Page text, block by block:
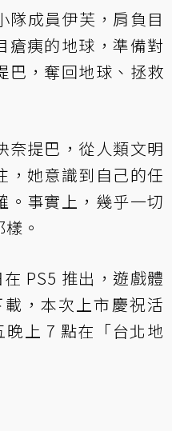
隊成員伊芙，肩負目
瘡痍的地球，準備對
巴，奪回地球、拯救
奈提巴，從人類文明
，她意識到自己的任
。事實上，幾乎一切
。
PS5 推出，遊戲體
，本次上市慶祝活
上 7 點在「台北地